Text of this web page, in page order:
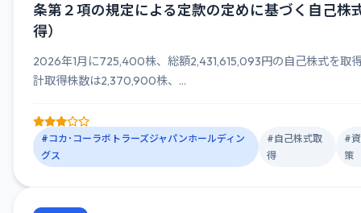
条第２項の規定による定款の定めに基づく自己株
得）
2026年1月に725,400株、総額2,431,615,093円の自己株式を取
計取得株数は2,370,900株、...
#コカ･コーラボトラーズジャパンホールディン
グス
#自己株式取
得
#
策